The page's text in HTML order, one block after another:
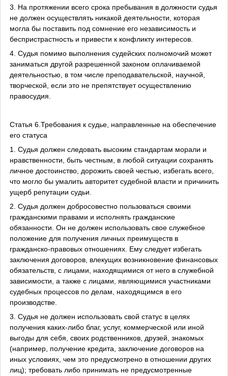
3. На протяжении всего срока пребывания в должности судья
не должен осуществлять никакой деятельности, которая
могла бы поставить под сомнение его независимость и
беспристрастность и привести к конфликту интересов.
4. Судья помимо выполнения судейских полномочий может
заниматься другой разрешенной законом оплачиваемой
деятельностью, в том числе преподавательской, научной,
творческой, если это не препятствует осуществлению
правосудия.
Статья 6.Требования к судье, направленные на обеспечение
его статуса
1. Судья должен следовать высоким стандартам морали и
нравственности, быть честным, в любой ситуации сохранять
личное достоинство, дорожить своей честью, избегать всего,
что могло бы умалить авторитет судебной власти и причинить
ущерб репутации судьи.
2. Судья должен добросовестно пользоваться своими
гражданскими правами и исполнять гражданские
обязанности. Он не должен использовать свое служебное
положение для получения личных преимуществ в
гражданско-правовых отношениях. Ему следует избегать
заключения договоров, влекущих возникновение финансовых
обязательств, с лицами, находящимися от него в служебной
зависимости, а также с лицами, являющимися участниками
судебных процессов по делам, находящимся в его
производстве.
3. Судья не должен использовать свой статус в целях
получения каких-либо благ, услуг, коммерческой или иной
выгоды для себя, своих родственников, друзей, знакомых
(например, получение кредита, заключение договоров на
иных условиях, чем это предусмотрено в отношении других
лиц); требовать либо принимать не предусмотренные